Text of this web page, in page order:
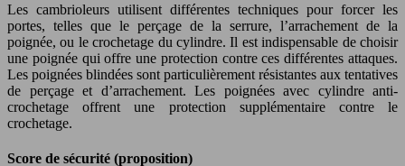
Les cambrioleurs utilisent différentes techniques pour forcer les
portes, telles que le perçage de la serrure, l’arrachement de la
poignée, ou le crochetage du cylindre. Il est indispensable de choisir
une poignée qui offre une protection contre ces différentes attaques.
Les poignées blindées sont particulièrement résistantes aux tentatives
de perçage et d’arrachement. Les poignées avec cylindre anti-
crochetage offrent une protection supplémentaire contre le
crochetage.
Score de sécurité (proposition)